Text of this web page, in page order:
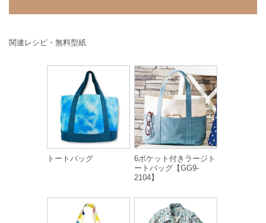
関連レシピ・無料型紙
トートバッグ
6ポケット付きラージト
ートバッグ【GG9-
2104】